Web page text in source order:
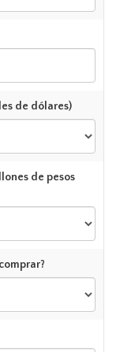
de dólares)
de pesos